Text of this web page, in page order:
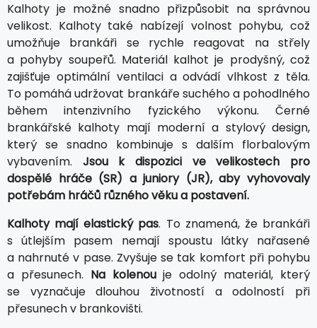
Kalhoty je možné snadno přizpůsobit na správnou
velikost. Kalhoty také nabízejí volnost pohybu, což
umožňuje brankáři se rychle reagovat na střely
a pohyby soupeřů. Materiál kalhot je prodyšný, což
zajišťuje optimální ventilaci a odvádí vlhkost z těla.
To pomáhá udržovat brankáře suchého a pohodlného
během intenzivního fyzického výkonu. Černé
brankářské kalhoty mají moderní a stylový design,
který se snadno kombinuje s dalším florbalovým
vybavením. Jsou k dispozici ve velikostech pro
dospělé hráče (SR) a juniory (JR), aby vyhovovaly
potřebám hráčů různého věku a postavení.
Kalhoty mají elastický pas. To znamená, že brankáři
s útlejším pasem nemají spoustu látky nařasené
a nahrnuté v pase. Zvyšuje se tak komfort při pohybu
a přesunech. Na kolenouje odolný materiál, který
se vyznačuje dlouhou životností a odolností při
přesunech v brankovišti.